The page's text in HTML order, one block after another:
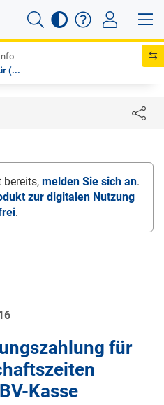
(...
bereits, melden Sie sich an.
zur digitalen Nutzung
.
für
Kasse